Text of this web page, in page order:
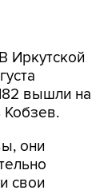
Иркутской
вышли на
они
свои
что